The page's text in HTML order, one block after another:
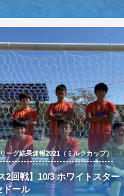
ーグ結果速報2021（ミルクカップ）
2回戦】10/3 ホワイトスター
ドール